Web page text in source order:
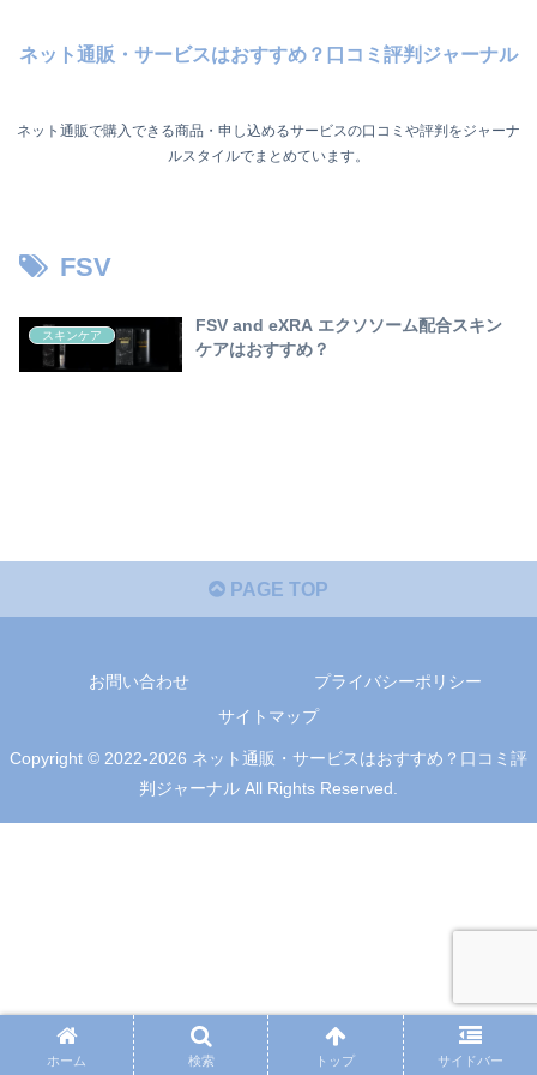
ネット通販・サービスはおすすめ？口コミ評判ジャーナル
ネット通販で購入できる商品・申し込めるサービスの口コミや評判をジャーナ
ルスタイルでまとめています。
FSV
スキンケア
FSV and eXRA エクソソーム配合スキン
ケアはおすすめ？
PAGE TOP
お問い合わせ
プライバシーポリシー
サイトマップ
Copyright © 2022-2026 ネット通販・サービスはおすすめ？口コミ評
判ジャーナル All Rights Reserved.
ホーム 検索 トップ サイドバー